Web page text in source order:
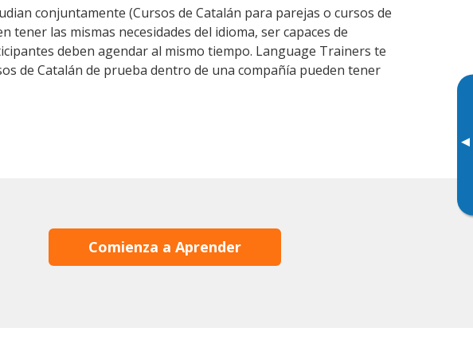
▸
conjuntamente (Cursos de Catalán para parejas o cursos de
las mismas necesidades del idioma, ser capaces de
deben agendar al mismo tiempo. Language Trainers te
de Catalán de prueba dentro de una compañía pueden tener
Comienza a Aprender